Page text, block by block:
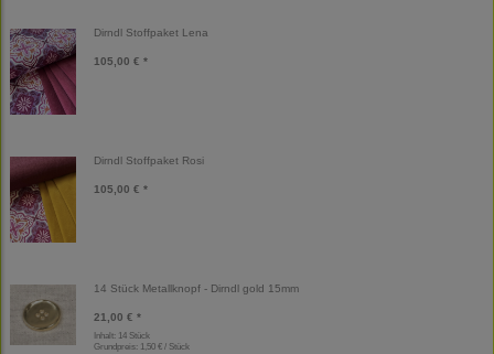
Dirndl Stoffpaket Lena
105,00 € *
Dirndl Stoffpaket Rosi
105,00 € *
14 Stück Metallknopf - Dirndl gold 15mm
21,00 € *
Inhalt: 14 Stück
Grundpreis: 1,50 € / Stück